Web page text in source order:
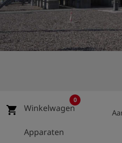
shieldRegistratie
shopping_cart Winkelwagen
0
Apparaten